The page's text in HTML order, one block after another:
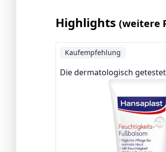
Highlights (weitere
Kaufempfehlung
Die dermatologisch